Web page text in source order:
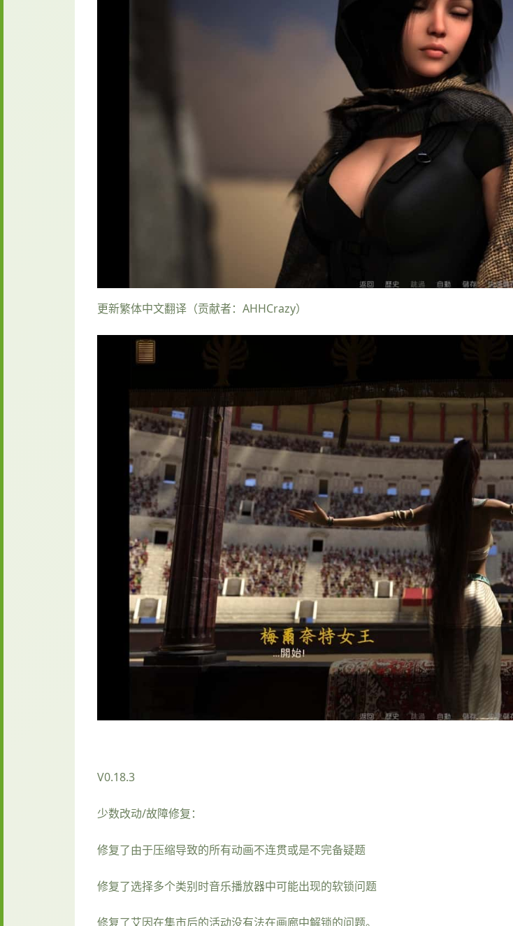
更新繁体中文翻译（贡献者：AHHCrazy）
V0.18.3
少数改动/故障修复：
修复了由于压缩导致的所有动画不连贯或是不完备疑题
修复了选择多个类别时音乐播放器中可能出现的软锁问题
修复了艾因在集市后的活动没有法在画廊中解锁的问题。